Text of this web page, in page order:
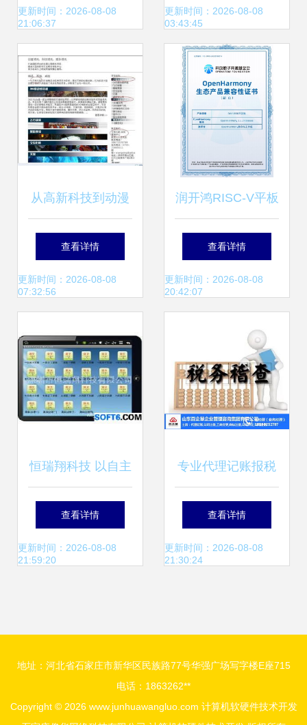
软硬件技术的变迁
与未来
更新时间：2026-08-08
21:06:37
术的融合创新
更新时间：2026-08-08
03:43:45
从高新科技到动漫
创想 艾特凡斯的多
元化经营矩阵
查看详情
更新时间：2026-08-08
07:32:56
润开鸿RISC-V平板
电脑荣获2023年度
行业信息技术应用
查看详情
更新时间：2026-08-08
20:42:07
恒瑞翔科技 以自主
创新引领安卓平板
教学新生态
查看详情
更新时间：2026-08-08
21:59:20
专业代理记账报税
服务 百企慧推荐商
家共赢未来
查看详情
更新时间：2026-08-08
21:30:24
地址：河北省石家庄市新华区民族路77号华强广场写字楼E座715
电话：1863262**
Copyright © 2026 www.junhuawangluo.com 计算机软硬件技术开发